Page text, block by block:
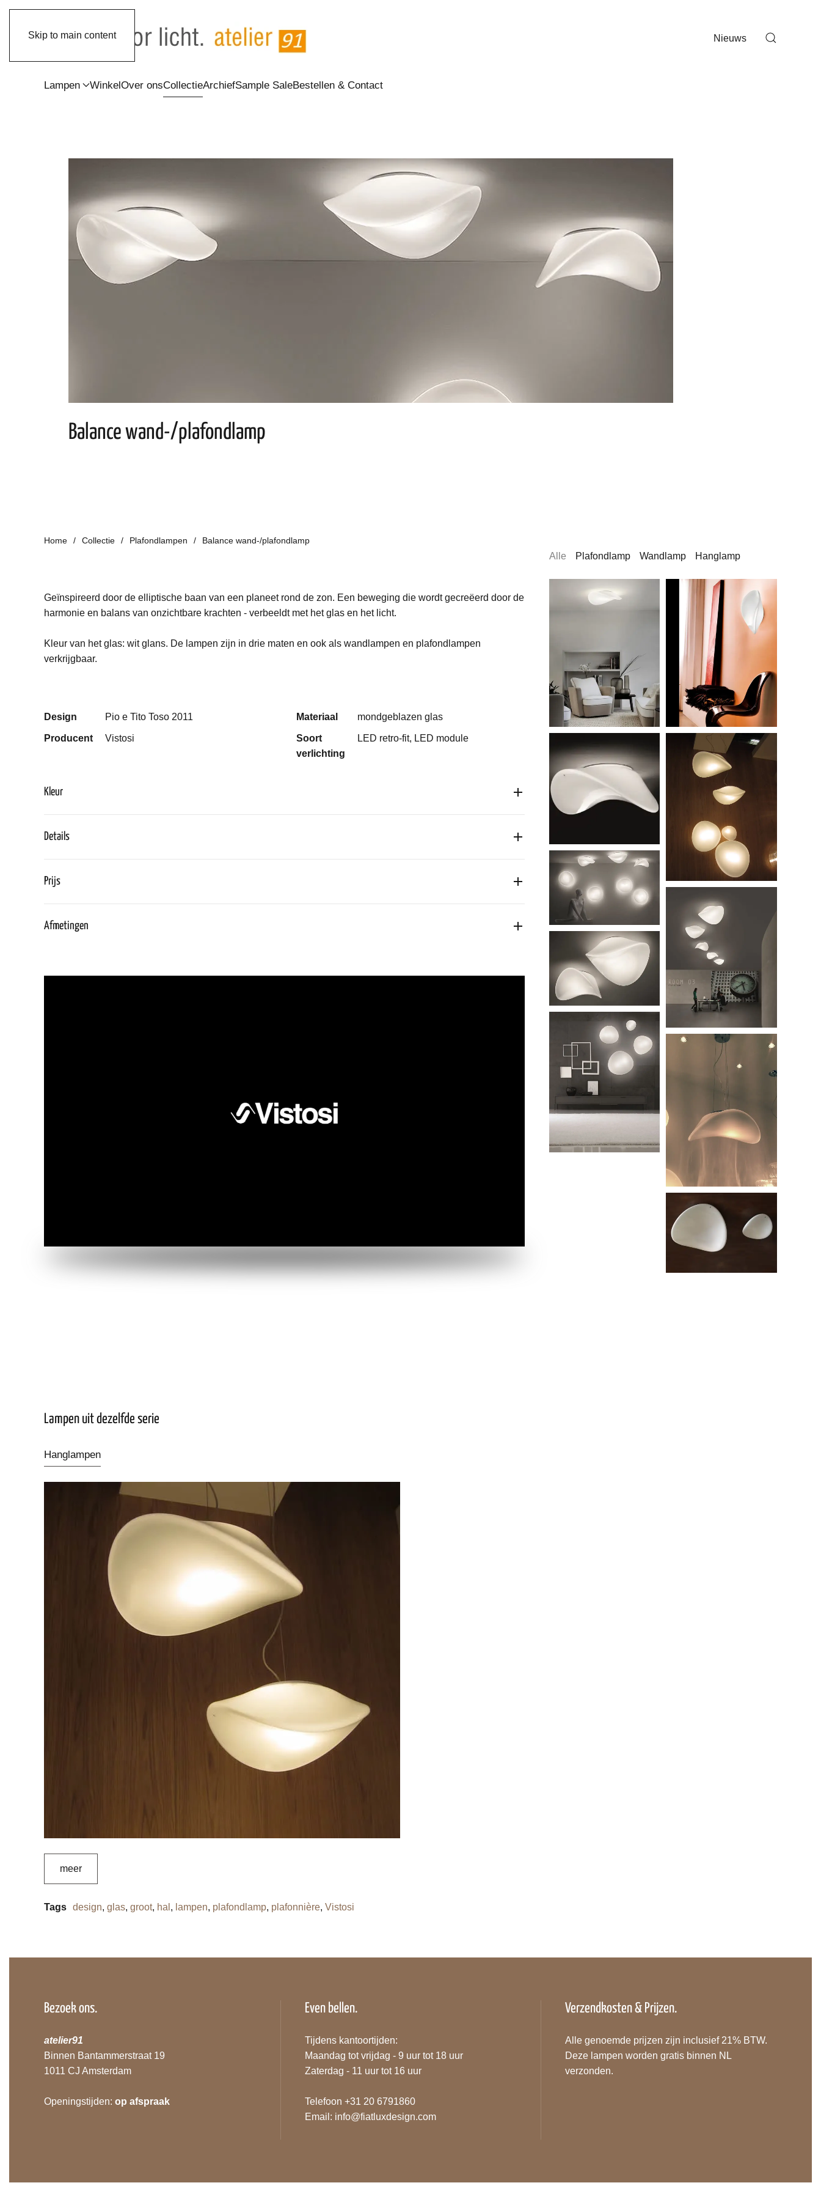
Skip to main content Nieuws
Lampen WinkelOver onsCollectieArchiefSample SaleBestellen & Contact
Balance wand-/plafondlamp
Home Collectie Plafondlampen Balance wand-/plafondlamp
Geïnspireerd door de elliptische baan van een planeet rond de zon. Een beweging die wordt gecreëerd door de
harmonie en balans van onzichtbare krachten - verbeeldt met het glas en het licht.
Kleur van het glas: wit glans. De lampen zijn in drie maten en ook als wandlampen en plafondlampen
verkrijgbaar.
Design Pio e Tito Toso 2011
Producent Vistosi
Materiaal mondgeblazen glas
Soort
verlichting
LED retro-fit, LED module
Kleur
Details
Prijs
Afmetingen
Alle Plafondlamp Wandlamp Hanglamp
Lampen uit dezelfde serie
Hanglampen
meer
Tags design, glas, groot, hal , lampen, plafondlamp, plafonnière, Vistosi
Bezoek ons.
atelier91
Binnen Bantammerstraat 19
1011 CJ Amsterdam
Openingstijden:op afspraak
Even bellen.
Tijdens kantoortijden:
Maandag tot vrijdag - 9 uur tot 18 uur
Zaterdag - 11 uur tot 16 uur
Telefoon +31 20 6791860
Email: info@fiatluxdesign.com
Verzendkosten & Prijzen.
Alle genoemde prijzen zijn inclusief 21% BTW.
Deze lampen worden gratis binnen NL
verzonden.